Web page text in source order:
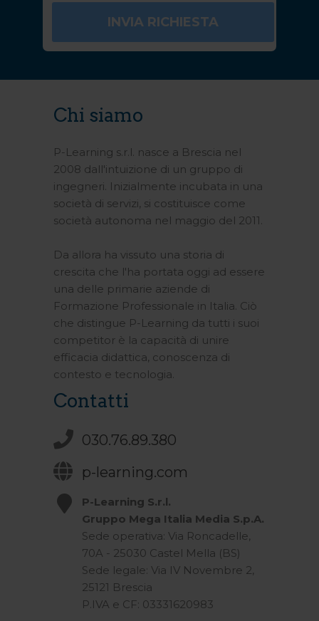
Chi siamo
P-Learning s.r.l. nasce a Brescia nel
2008 dall'intuizione di un gruppo di
ingegneri. Inizialmente incubata in una
società di servizi, si costituisce come
società autonoma nel maggio del 2011.
Da allora ha vissuto una storia di
crescita che l'ha portata oggi ad essere
una delle primarie aziende di
Formazione Professionale in Italia. Ciò
che distingue P-Learning da tutti i suoi
competitor è la capacità di unire
efficacia didattica, conoscenza di
contesto e tecnologia.
Contatti
030.76.89.380
p-learning.com
P-Learning S.r.l.
Gruppo Mega Italia Media S.p.A.
Sede operativa: Via Roncadelle,
70A - 25030 Castel Mella (BS)
Sede legale: Via IV Novembre 2,
25121 Brescia
P.IVA e CF: 03331620983